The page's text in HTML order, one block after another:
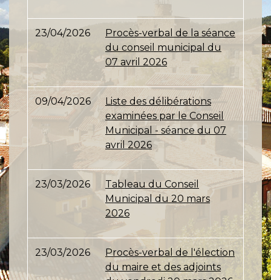
23/04/2026
Procès-verbal de la séance
du conseil municipal du
07 avril 2026
09/04/2026
Liste des délibérations
examinées par le Conseil
Municipal - séance du 07
avril 2026
23/03/2026
Tableau du Conseil
Municipal du 20 mars
2026
23/03/2026
Procès-verbal de l'élection
du maire et des adjoints